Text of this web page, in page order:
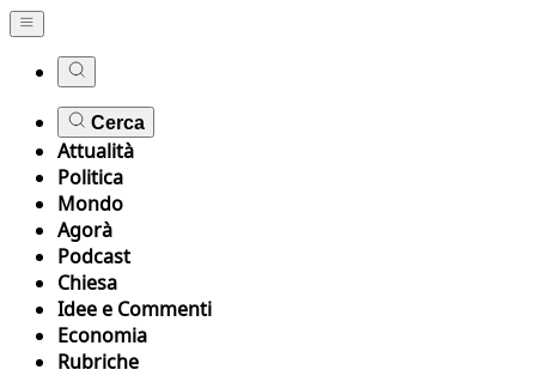
Cerca
Attualità
Politica
Mondo
Agorà
Podcast
Chiesa
Idee e Commenti
Economia
Rubriche